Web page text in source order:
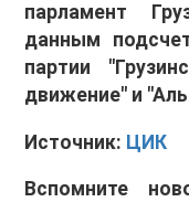
парламент
данным
партии
движение" и
Источник: ЦИК
Вспомните